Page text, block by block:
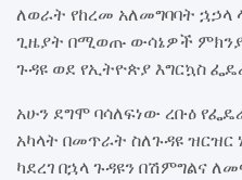
ለወራት የከረመ አለመግባባት ኋኃላ
ጊዜያት በሚወጡ ውሳኔዎች
ጉዳዩ ወደ የኢትዮጵያ እግርኳስ
አሁን ደግሞ ባሳለፍነው ረቡዕ
አካላት በመጥራት ስለጉዳዩ ዝርዝር
ካደረገ በኋላ ጉዳዩን በሽምግልና